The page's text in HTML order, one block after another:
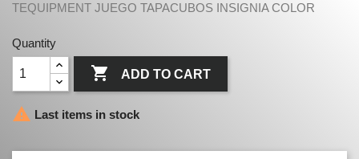
TEQUIPMENT JUEGO TAPACUBOS INSIGNIA COLOR
Quantity
 ADD TO CART
 Last items in stock